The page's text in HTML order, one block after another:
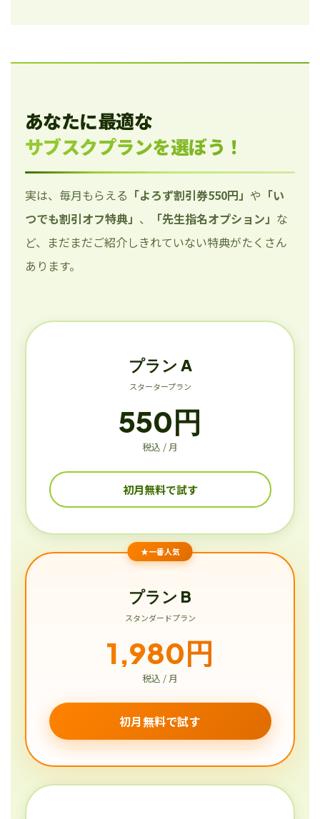
あなたに最適な
サブスクプランを選ぼう！
実は、毎月もらえる 「よろず割引券550円」 や 「い
つでも割引オフ特典」 、 「先生指名オプション」 な
ど、まだまだご紹介しきれていない特典がたくさん
あります。
プラン A
スタータープラン
550円
税込 / 月
初月無料で試す
★一番人気
プラン B
スタンダードプラン
1,980円
税込 / 月
初月無料で試す